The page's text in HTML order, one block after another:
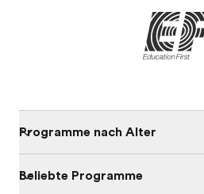
Programme nach Alter
Beliebte Programme